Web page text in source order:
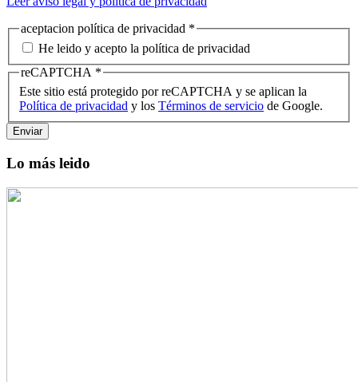
aceptacion política de privacidad *
He leido y acepto la política de privacidad
reCAPTCHA *
Este sitio está protegido por reCAPTCHA y se aplican la
Política de privacidad y los Términos de servicio de Google.
Enviar
Lo más leido